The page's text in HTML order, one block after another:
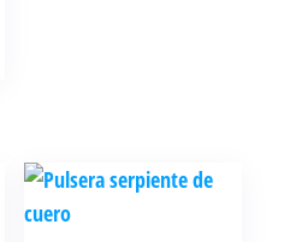
se
pueden
elegir